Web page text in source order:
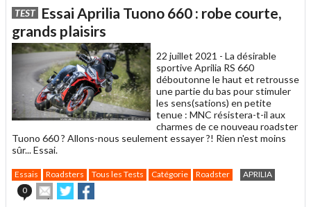
à
un
ami
TEST Essai Aprilia Tuono 660 : robe courte,
grands plaisirs
22 juillet 2021 - La désirable
sportive Aprilia RS 660
déboutonne le haut et retrousse
une partie du bas pour stimuler
les sens(sations) en petite
tenue : MNC résistera-t-il aux
charmes de ce nouveau roadster
Tuono 660 ? Allons-nous seulement essayer ?! Rien n'est moins
sûr... Essai.
Essais Roadsters Tous les Tests Catégorie Roadster
APRILIA
0
Envoyer
cet
Partager
sur sur